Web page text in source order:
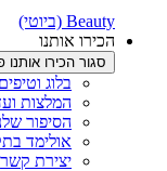
Beauty (ביוטי)
הכירו אותנו
סגור הכירו אותנו
בלוג וטיפים
המלצות
הסיפור
אולימד
יצירת קשר